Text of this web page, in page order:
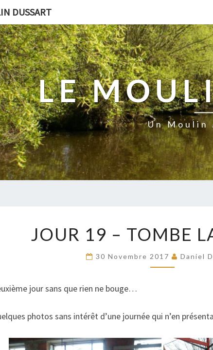
DUSSART
LE
Un Moulin
19
TOMBE
LA
JOUR 19 – TOMBE
30 Novembre 2017 Daniel
jour sans que rien ne bouge…
photos sans intérêt d’une journée qui n’en